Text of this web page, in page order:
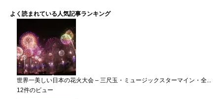
よく読まれている人気記事ランキング
世界一美しい日本の花火大会 – 三尺玉・ミュージックスターマイン・全...
12件のビュー